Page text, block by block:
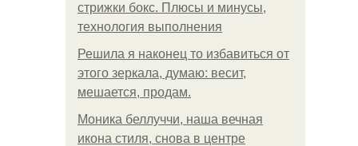
стрижки бокс. Плюсы и минусы,
технология выполнения
Решила я наконец то избавиться от
этого зеркала, думаю: весит,
мешается, продам.
Моника беллуччи, наша вечная
икона стиля, снова в центре